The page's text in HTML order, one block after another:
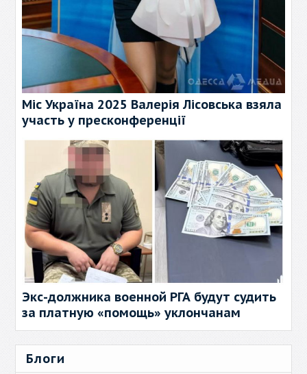
Міс Україна 2025 Валерія Лісовська взяла
участь у пресконференції
Экс-должника военной РГА будут судить
за платную «помощь» уклончанам
Блоги